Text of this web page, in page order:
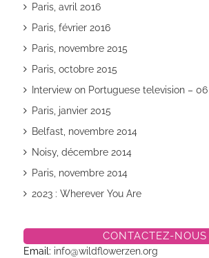
Paris, avril 2016
Paris, février 2016
Paris, novembre 2015
Paris, octobre 2015
Interview on Portuguese television – 06
Paris, janvier 2015
Belfast, novembre 2014
Noisy, décembre 2014
Paris, novembre 2014
2023 : Wherever You Are
CONTACTEZ-NOUS
Email: info@wildflowerzen.org